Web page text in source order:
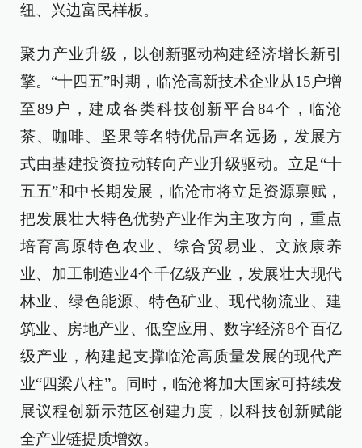
纽、兴边富民样板。
聚力产业升级，以创新驱动构建经济增长新引
擎。“十四五”时期，临沧高新技术企业从15户增
至89户，建成各类科技创新平台84个，临沧
茶、咖啡、坚果等名特优品声名远扬，发展方
式由基建投资拉动转向产业升级驱动。立足“十
五五”和中长期发展，临沧市将立足资源禀赋，
把发展壮大特色优势产业作为主攻方向，重点
培育高原特色农业、综合贸易业、文旅康养
业、加工制造业4个千亿级产业，发展壮大现代
林业、绿色能源、特色矿业、现代物流业、建
筑业、房地产业、低空应用、数字经济8个百亿
级产业，构建起支撑临沧高质量发展的现代产
业“四梁八柱”。同时，临沧将加大国家可持续发
展议程创新示范区创建力度，以科技创新赋能
全产业链提质增效。